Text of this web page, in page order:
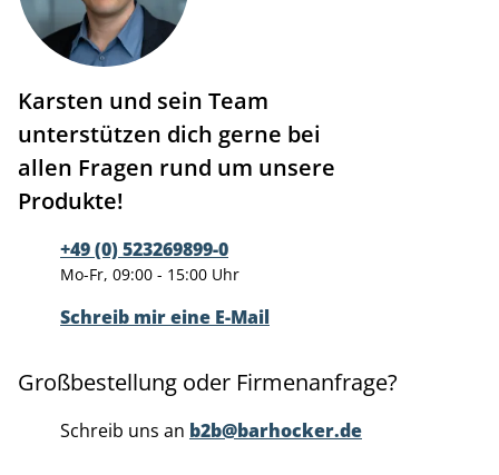
Karsten und sein Team
unterstützen dich gerne bei
allen Fragen rund um unsere
Produkte!
+49 (0) 523269899-0
Mo-Fr, 09:00 - 15:00 Uhr
Schreib mir eine E-Mail
Großbestellung oder Firmenanfrage?
Schreib uns an b2b@barhocker.de